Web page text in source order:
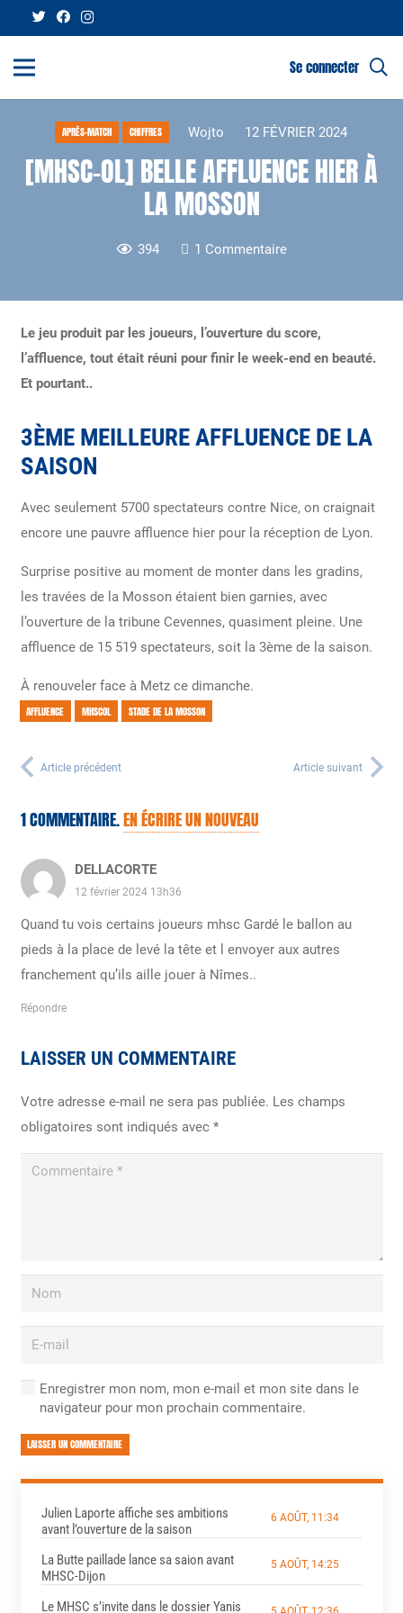
Se connecter
APRÈS-MATCH CHIFFRES Wojto 12 FÉVRIER 2024
[MHSC-OL] BELLE AFFLUENCE HIER À
LA MOSSON
394 1 Commentaire
Le jeu produit par les joueurs, l’ouverture du score,
l’affluence, tout était réuni pour finir le week-end en beauté.
Et pourtant..
3ÈME MEILLEURE AFFLUENCE DE LA
SAISON
Avec seulement 5700 spectateurs contre Nice, on craignait
encore une pauvre affluence hier pour la réception de Lyon.
Surprise positive au moment de monter dans les gradins,
les travées de la Mosson étaient bien garnies, avec
l’ouverture de la tribune Cevennes, quasiment pleine. Une
affluence de 15 519 spectateurs, soit la 3ème de la saison.
À renouveler face à Metz ce dimanche.
AFFLUENCE MHSCOL STADE DE LA MOSSON
Article précédent Article suivant
1COMMENTAIRE.EN ÉCRIRE UN NOUVEAU
DELLACORTE
12 février 2024 13h36
Quand tu vois certains joueurs mhsc Gardé le ballon au
pieds à la place de levé la tête et l envoyer aux autres
franchement qu’ils aille jouer à Nîmes..
Répondre
LAISSER UN COMMENTAIRE
Votre adresse e-mail ne sera pas publiée. Les champs
obligatoires sont indiqués avec *
Enregistrer mon nom, mon e-mail et mon site dans le
navigateur pour mon prochain commentaire.
LAISSER UN COMMENTAIRE
Julien Laporte affiche ses ambitions
avant l’ouverture de la saison
6 AOÛT, 11:34
La Butte paillade lance sa saion avant
MHSC-Dijon
5 AOÛT, 14:25
Le MHSC s’invite dans le dossier Yanis